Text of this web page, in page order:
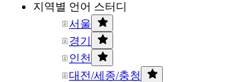
지역별 언어 스터디
서울
경기
인천
대전/세종/충청